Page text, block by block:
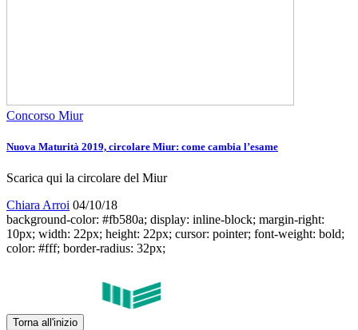
Concorso Miur
Nuova Maturità 2019, circolare Miur: come cambia l’esame
Scarica qui la circolare del Miur
Chiara Arroi 04/10/18
background-color: #fb580a; display: inline-block; margin-right:
10px; width: 22px; height: 22px; cursor: pointer; font-weight: bold;
color: #fff; border-radius: 32px;
Torna all'inizio